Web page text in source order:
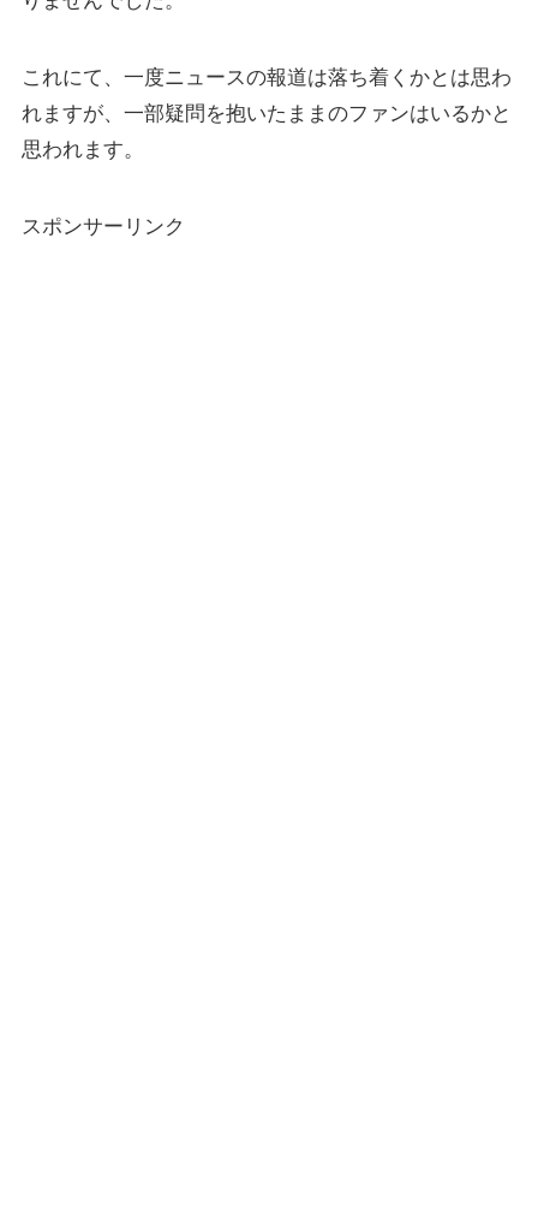
これにて、一度ニュースの報道は落ち着くかとは思わ
れますが、一部疑問を抱いたままのファンはいるかと
思われます。
スポンサーリンク